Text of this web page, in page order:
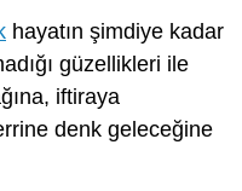
hayatın şimdiye kadar
güzellikleri ile
iftiraya
denk geleceğine